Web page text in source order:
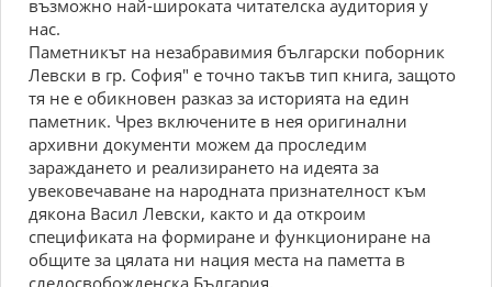
възможно най-широката читателска аудитория у
нас.
Паметникът на незабравимия български поборник
Левски в гр. София" е точно такъв тип книга, защото
тя не е обикновен разказ за историята на един
паметник. Чрез включените в нея оригинални
архивни документи можем да проследим
зараждането и реализирането на идеята за
увековечаване на народната признателност към
дякона Васил Левски, както и да откроим
спецификата на формиране и функциониране на
общите за цялата ни нация места на паметта в
следосвобожденска България.